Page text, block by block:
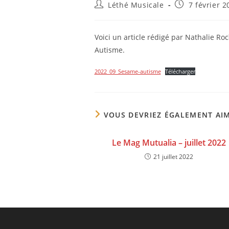
Auteur/autrice
publication :
Léthé Musicale
Publication
7 février
Voici un article rédigé par Nathalie
Autisme.
2022_09_Sesame-autisme Télécharger
VOUS DEVRIEZ ÉGALEMENT
Le Mag Mutualia – juillet 2022
21 juillet 2022